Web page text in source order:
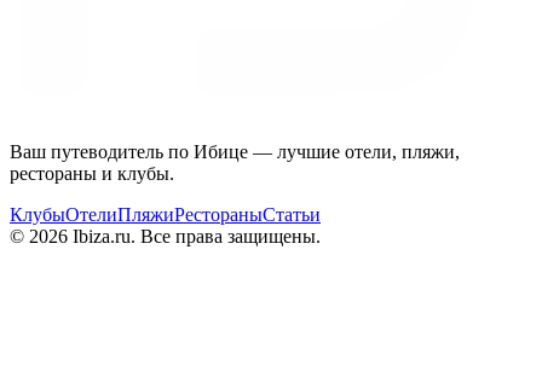
Ваш путеводитель по Ибице — лучшие отели, пляжи,
рестораны и клубы.
КлубыОтелиПляжиРестораныСтатьи
© 2026 Ibiza.ru. Все права защищены.